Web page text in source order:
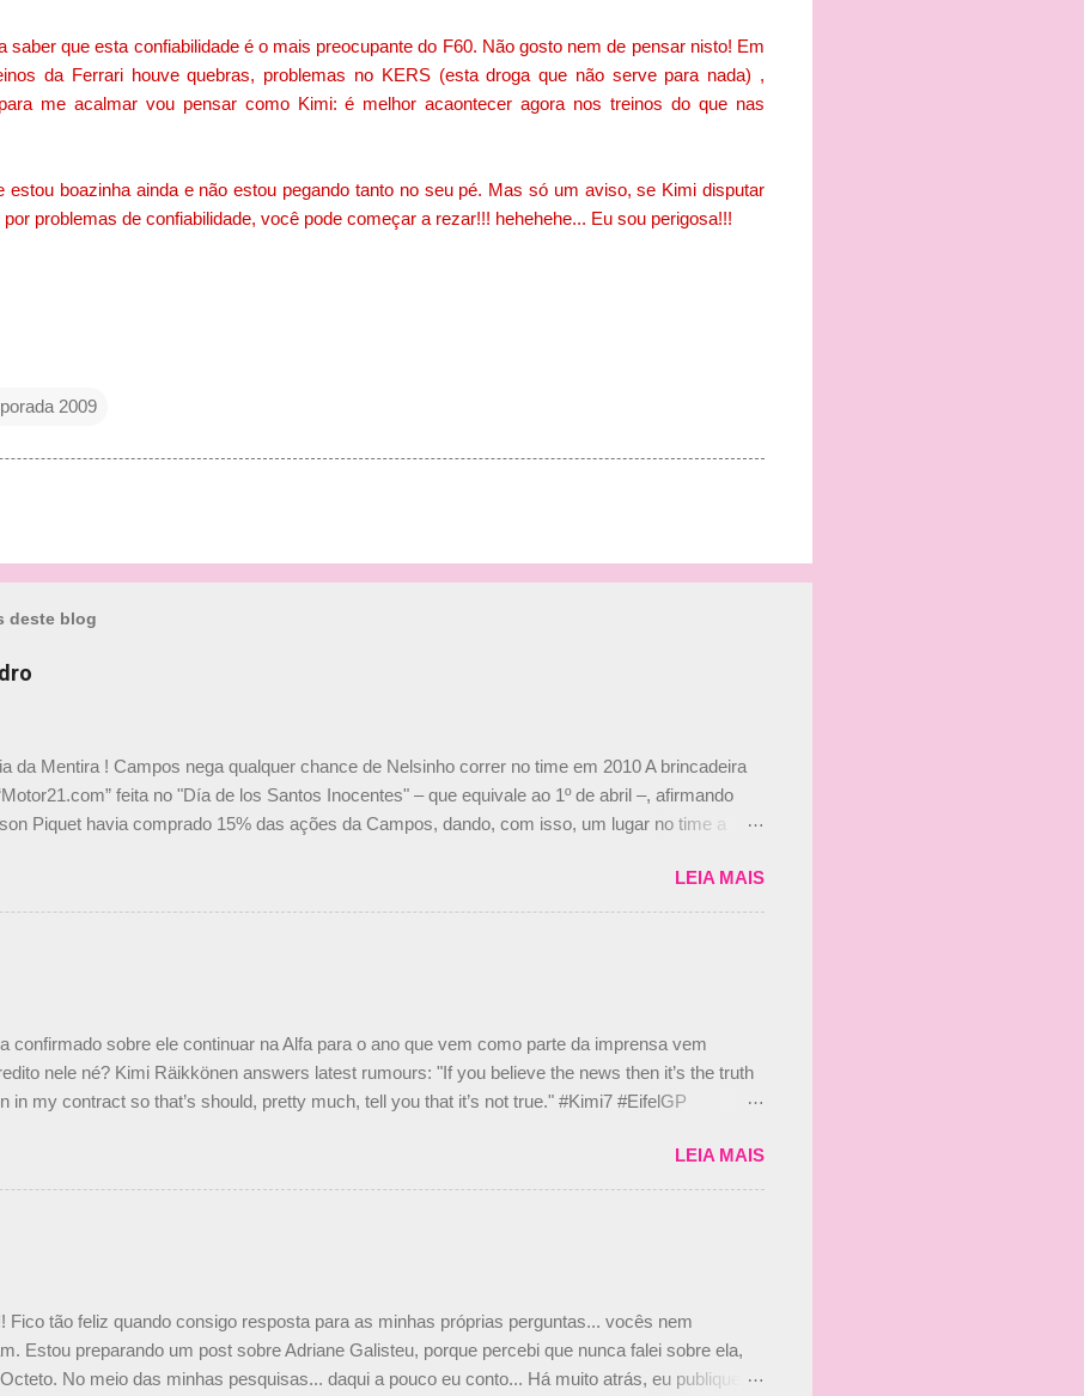
saber que esta confiabilidade é o mais preocupante do F60. Não gosto nem de pensar nisto! Em
da Ferrari houve quebras, problemas no KERS (esta droga que não serve para nada) ,
me acalmar vou pensar como Kimi: é melhor acaontecer agora nos treinos do que nas
estou boazinha ainda e não estou pegando tanto no seu pé. Mas só um aviso, se Kimi disputar
problemas de confiabilidade, você pode começar a rezar!!! hehehehe... Eu sou perigosa!!!
2009
deste blog
da Mentira ! Campos nega qualquer chance de Nelsinho correr no time em 2010 A brincadeira
feita no "Día de los Santos Inocentes" – que equivale ao 1º de abril –, afirmando
Piquet havia comprado 15% das ações da Campos, dando, com isso, um lugar no time a
foi taxativo ao declarar que o brasileiro não será o companheiro de Bruno Senna em 2010. "Na
nós recebemos uma oferta de Piquet", admitiu Audetto. “Mas depois de ter assinado com Bruno
podemos ter dois brasileiros”, explicou, dizendo ainda que não tem nada contra o filho do
LEIA MAIS
confirmado sobre ele continuar na Alfa para o ano que vem como parte da imprensa vem
nele né? Kimi Räikkönen answers latest rumours: "If you believe the news then it’s the truth
in my contract so that’s should, pretty much, tell you that it’s not true." #Kimi7 #EifelGP
estar há tantos anos na F1. What is it like to have Kimi as a team mate? 🙌 Over to you,
#F1 pic.twitter.com/GSAu1LWnwW — Formula 1 (@F1) October 8, 2020 Beijinhos, Ludy
LEIA MAIS
Fico tão feliz quando consigo resposta para as minhas próprias perguntas... vocês nem
Estou preparando um post sobre Adriane Galisteu, porque percebi que nunca falei sobre ela,
No meio das minhas pesquisas... daqui a pouco eu conto... Há muito atrás, eu publiquei